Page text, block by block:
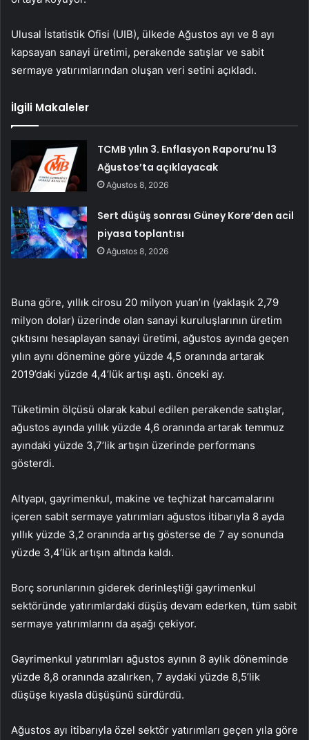
Ulusal İstatistik Ofisi (UIB), ülkede Ağustos ayı ve 8 ayı
kapsayan sanayi üretimi, perakende satışlar ve sabit
sermaye yatırımlarından oluşan veri setini açıkladı.
İlgili Makaleler
TCMB yılın 3. Enflasyon Raporu’nu 13
Ağustos’ta açıklayacak
Ağustos 8, 2026
Sert düşüş sonrası Güney Kore’den acil
piyasa toplantısı
Ağustos 8, 2026
Buna göre, yıllık cirosu 20 milyon yuan’ın (yaklaşık 2,79
milyon dolar) üzerinde olan sanayi kuruluşlarının üretim
çıktısını hesaplayan sanayi üretimi, ağustos ayında geçen
yılın aynı dönemine göre yüzde 4,5 oranında artarak
2019’daki yüzde 4,4’lük artışı aştı. önceki ay.
Tüketimin ölçüsü olarak kabul edilen perakende satışlar,
ağustos ayında yıllık yüzde 4,6 oranında artarak temmuz
ayındaki yüzde 3,7’lik artışın üzerinde performans
gösterdi.
Altyapı, gayrimenkul, makine ve teçhizat harcamalarını
içeren sabit sermaye yatırımları ağustos itibarıyla 8 ayda
yıllık yüzde 3,2 oranında artış gösterse de 7 ay sonunda
yüzde 3,4’lük artışın altında kaldı.
Borç sorunlarının giderek derinleştiği gayrimenkul
sektöründe yatırımlardaki düşüş devam ederken, tüm sabit
sermaye yatırımlarını da aşağı çekiyor.
Gayrimenkul yatırımları ağustos ayının 8 aylık döneminde
yüzde 8,8 oranında azalırken, 7 aydaki yüzde 8,5’lik
düşüşe kıyasla düşüşünü sürdürdü.
Ağustos ayı itibarıyla özel sektör yatırımları geçen yıla göre